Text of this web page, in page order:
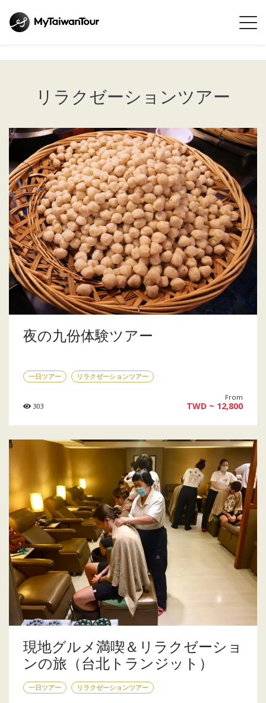
リラクゼーションツアー
夜の九份体験ツアー
一日ツアー リラクゼーションツアー
303
From
TWD ~ 12,800
現地グルメ満喫＆リラクゼーショ
ンの旅（台北トランジット）
一日ツアー リラクゼーションツアー